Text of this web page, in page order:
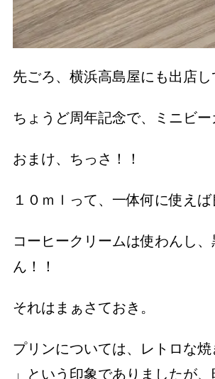
先ごろ、横浜高島屋にも出店
ちょうど周年記念で、ミニビ
おまけ、ちっさ！！
１０ｍｌって、一体何に使えば
コーヒークリームは使わんし
ん！！
それはまぁさておき。
プリンについては、レトロな
」という印象でありましたが